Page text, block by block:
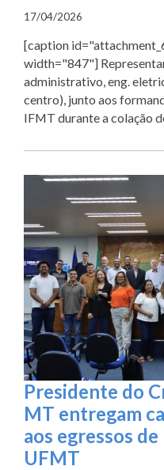
17/04/2026
[caption
width="847"]
administrativo, eng.
centro), junto aos
IFMT durante a colação
Presidente do
MT entregam
aos egressos
UFMT